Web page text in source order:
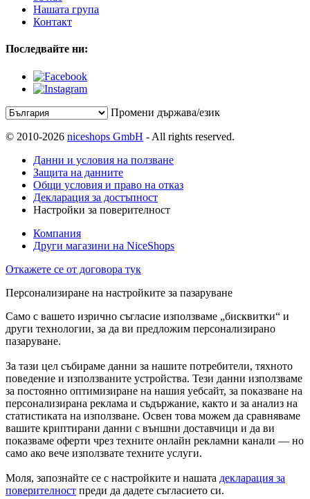
Нашата група
Контакт
Последвайте ни:
Промени държава/език
© 2010-2026 niceshops GmbH - All rights reserved.
Данни и условия на ползване
Защита на данните
Общи условия и право на отказ
Декларация за достъпност
Настройки за поверителност
Компания
Други магазини на NiceShops
Откажете се от договора тук
Персонализиране на настройките за пазаруване
Само с вашето изрично съгласие използваме „бисквитки“ и
други технологии, за да ви предложим персонализирано
пазаруване.
За тази цел събираме данни за нашите потребители, тяхното
поведение и използваните устройства. Тези данни използваме
за постоянно оптимизиране на нашия уебсайт, за показване на
персонализирана реклама и съдържание, както и за анализ на
статистиката на използване. Освен това можем да сравняваме
вашите криптирани данни с външни доставчици и да ви
показваме оферти чрез техните онлайн рекламни канали — но
само ако вече използвате техните услуги.
Моля, запознайте се с настройките и нашата декларация за
поверителност преди да дадете съгласието си.